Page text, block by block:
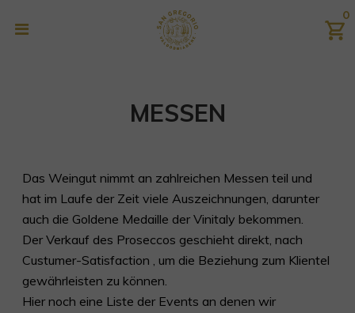
0
MESSEN
Das Weingut nimmt an zahlreichen Messen teil und
hat im Laufe der Zeit viele Auszeichnungen, darunter
auch die Goldene Medaille der Vinitaly bekommen.
Der Verkauf des Proseccos geschieht direkt, nach
Custumer-Satisfaction , um die Beziehung zum Klientel
gewährleisten zu können.
Hier noch eine Liste der Events an denen wir